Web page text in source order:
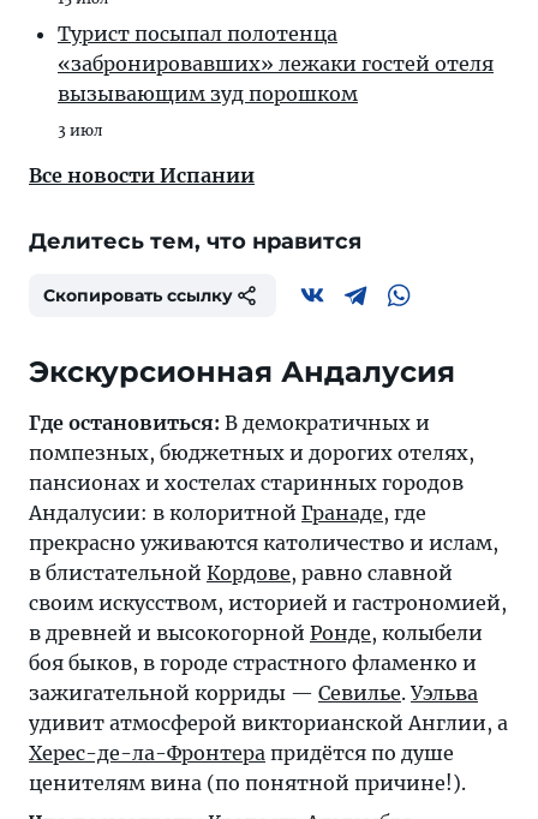
Турист посыпал полотенца
«забронировавших» лежаки гостей отеля
вызывающим зуд порошком
3 июл
Все новости Испании
Делитесь тем, что нравится
Скопировать ссылку
Экскурсионная Андалусия
Где остановиться: В демократичных и
помпезных, бюджетных и дорогих отелях,
пансионах и хостелах старинных городов
Андалусии: в колоритной Гранаде, где
прекрасно уживаются католичество и ислам,
в блистательной Кордове, равно славной
своим искусством, историей и гастрономией,
в древней и высокогорной Ронде, колыбели
боя быков, в городе страстного фламенко и
зажигательной корриды — Севилье. Уэльва
удивит атмосферой викторианской Англии, а
Херес-де-ла-Фронтера придётся по душе
ценителям вина (по понятной причине!).